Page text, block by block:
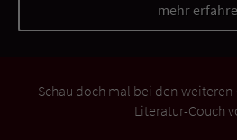
mehr
Schau doch mal bei den
Literatur-Couch